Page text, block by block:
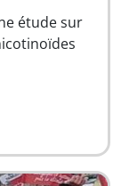
étude sur